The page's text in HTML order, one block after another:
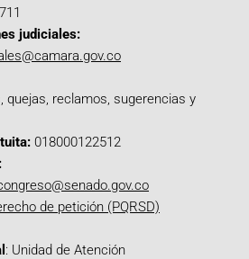
judiciales:
quejas, reclamos, sugerencias y
018000122512
de petición (PQRSD)
: Unidad de Atención